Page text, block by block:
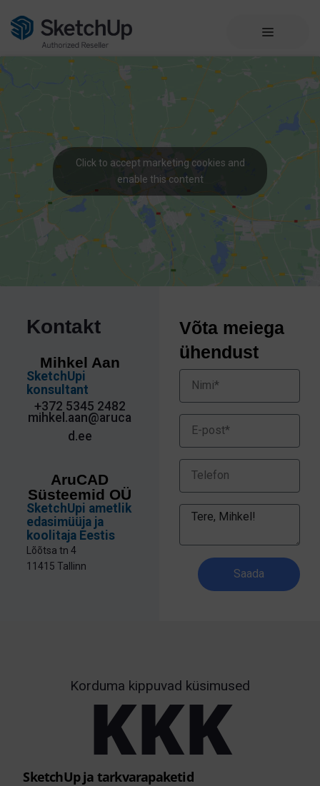
Click to accept marketing cookies and
enable this content
Kontakt
Mihkel Aan
SketchUpi
konsultant
+372 5345 2482
mihkel.aan@aruca
d.ee
AruCAD
Süsteemid OÜ
SketchUpi ametlik
edasimüüja ja
koolitaja Eestis
Lõõtsa tn 4
11415 Tallinn
Võta meiega
ühendust
Saada
Korduma kippuvad küsimused
KKK
SketchUp ja tarkvarapaketid